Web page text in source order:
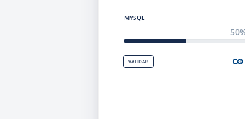
MYSQL
VALIDAR